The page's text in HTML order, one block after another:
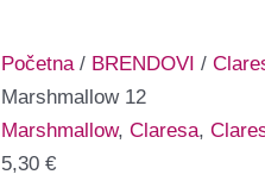
Početna/ BRENDOVI /
Marshmallow 12
Marshmallow, Claresa,
5,30 €